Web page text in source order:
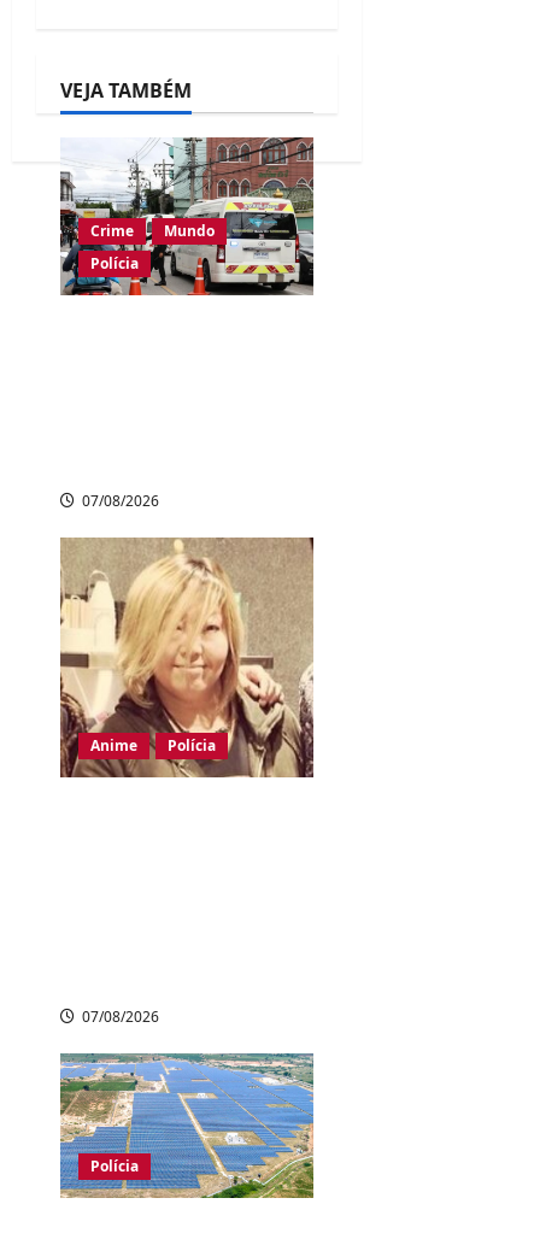
o
n
VEJA TAMBÉM
Crime
Mundo
Polícia
07/08/2026
Anime Polícia
07/08/2026
Polícia